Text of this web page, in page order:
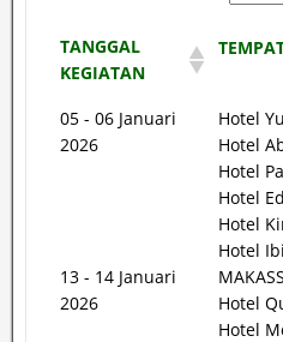
TANGGAL
KEGIATAN
05 - 06 Januari
2026
13 - 14 Januari
2026
Hotel
Hotel
Hotel
Hotel
Hotel
Hotel
Hotel
Hotel